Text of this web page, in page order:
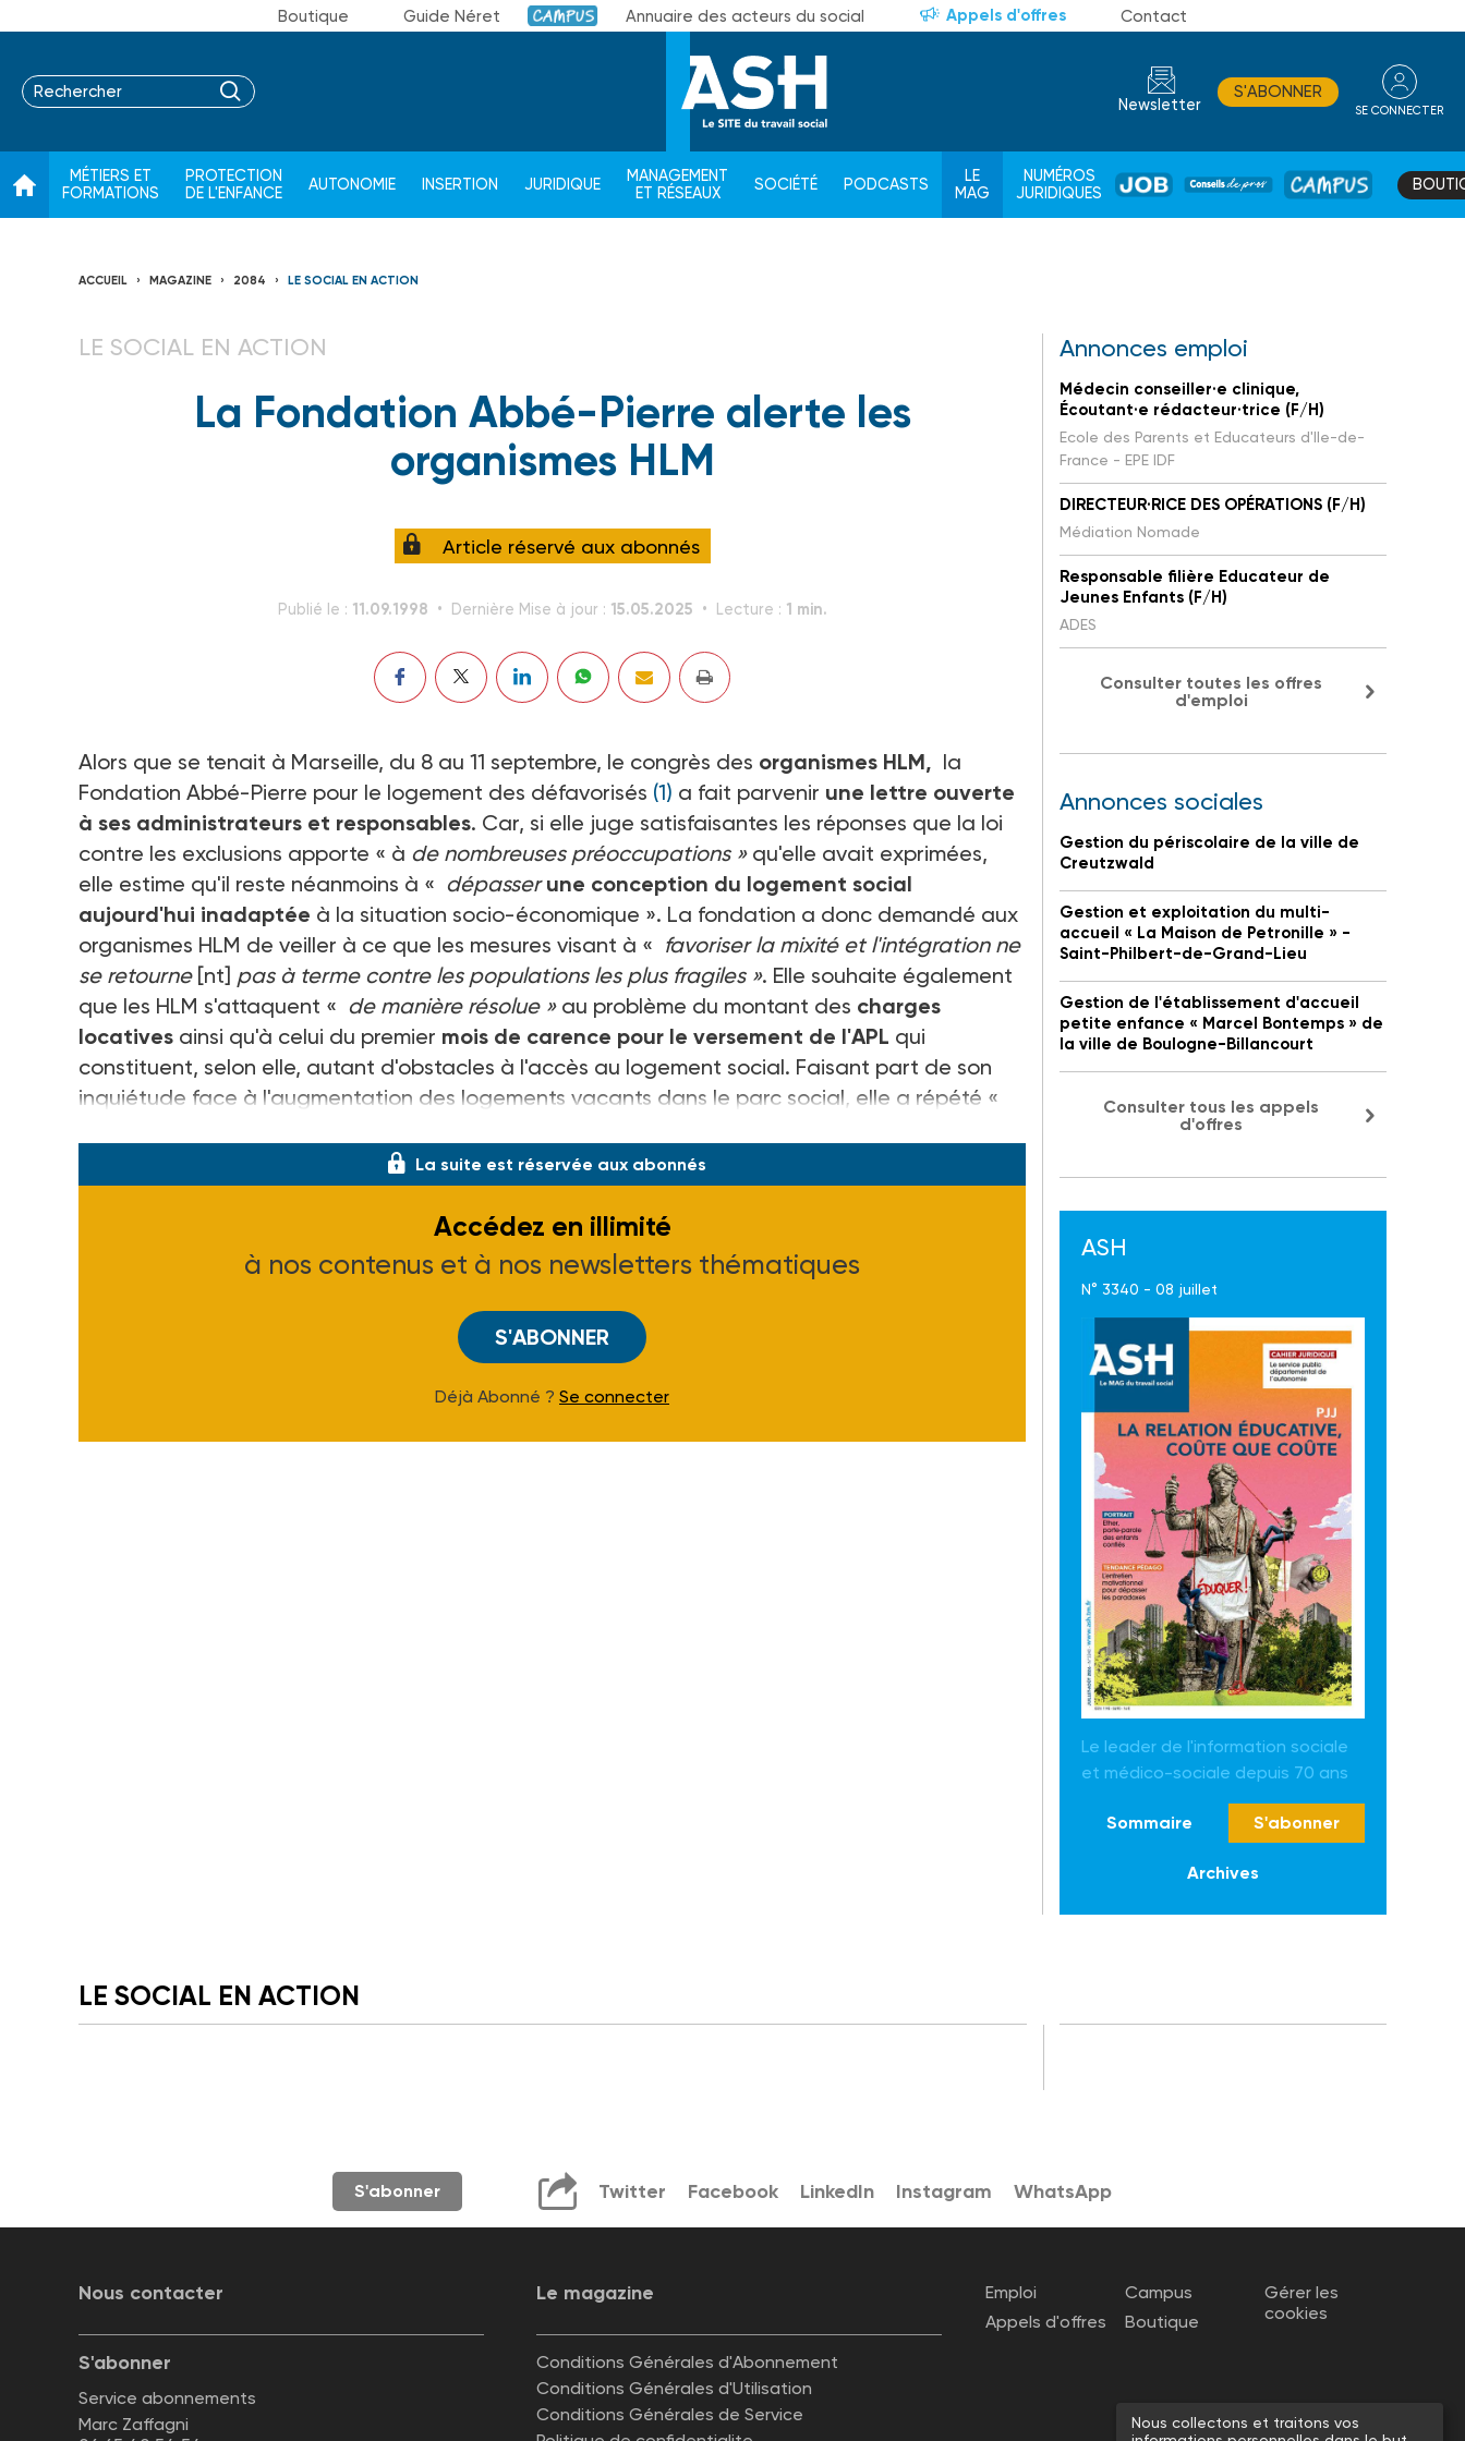
Boutique Guide Néret Campus Annuaire des acteurs du social Appels d'offres Contact
Newsletter
S'ABONNER
SE CONNECTER
MÉTIERS ET
FORMATIONS
PROTECTION
DE L'ENFANCE
AUTONOMIE INSERTION JURIDIQUE
MANAGEMENT
ET RÉSEAUX
SOCIÉTÉ PODCASTS
LE
MAG
NUMÉROS
JURIDIQUES
JOB
DE
CAMPUS
ACCUEIL MAGAZINE 2084 LE SOCIAL EN ACTION
LE SOCIAL EN ACTION
La Fondation Abbé-Pierre alerte les
organismes HLM
Article réservé aux abonnés
Publié le : 11.09.1998 Dernière Mise à jour : 15.05.2025 Lecture : 1 min.
Alors que se tenait à Marseille, du 8 au 11 septembre, le congrès des organismes HLM, la
Fondation Abbé-Pierre pour le logement des défavorisés (1) a fait parvenir une lettre ouverte
à ses administrateurs et responsables. Car, si elle juge satisfaisantes les réponses que la loi
contre les exclusions apporte « à de nombreuses préoccupations »qu'elle avait exprimées,
elle estime qu'il reste néanmoins à « dépasser une conception du logement social
aujourd'hui inadaptée à la situation socio-économique ». La fondation a donc demandé aux
organismes HLM de veiller à ce que les mesures visant à « favoriser la mixité et l'intégration ne
se retourne [nt] pas à terme contre les populations les plus fragiles ». Elle souhaite également
que les HLM s'attaquent « de manière résolue »au problème du montant des charges
locatives ainsi qu'à celui du premier mois de carence pour le versement de l'APL qui
constituent, selon elle, autant d'obstacles à l'accès au logement social. Faisant part de son
inquiétude face à l'augmentation des logements vacants dans le parc social, elle a répété «
La suite est réservée aux abonnés
Accédez en illimité
à nos contenus et à nos newsletters thématiques
S'ABONNER
Déjà Abonné ? Se connecter
Annonces emploi
Médecin conseiller·e clinique,
Écoutant·e rédacteur·trice (F/H)
Ecole des Parents et Educateurs d'Ile-de-
France - EPE IDF
DIRECTEUR·RICE DES OPÉRATIONS (F/H)
Médiation Nomade
Responsable filière Educateur de
Jeunes Enfants (F/H)
ADES
Consulter toutes les offres
d'emploi
Annonces sociales
Gestion du périscolaire de la ville de
Creutzwald
Gestion et exploitation du multi-
accueil « La Maison de Petronille » -
Saint-Philbert-de-Grand-Lieu
Gestion de l'établissement d'accueil
petite enfance « Marcel Bontemps » de
la ville de Boulogne-Billancourt
Consulter tous les appels
d'offres
ASH
N° 3340 - 08 juillet
Le leader de l'information sociale
et médico-sociale depuis 70 ans
Sommaire S'abonner
Archives
LE SOCIAL EN ACTION
S'abonner Twitter Facebook LinkedIn Instagram WhatsApp
Nous contacter Le magazine
S'abonner
Service abonnements
Marc Zaffagni
Conditions Générales d'Abonnement
Conditions Générales d'Utilisation
Conditions Générales de Service
Emploi
Appels d'offres
Campus
Boutique
Gérer les
cookies
Nous collectons et traitons vos